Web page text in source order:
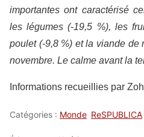
importantes ont caractérisé
les légumes (-19,5 %), les
poulet (-9,8 %) et la viande de
novembre. Le calme avant la
Informations recueillies par
Catégories : Monde ReSPUBLICA